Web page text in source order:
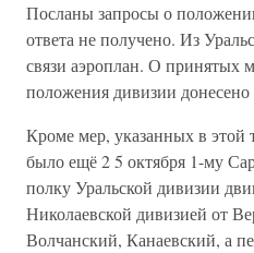
Посланы запросы о
ответа не получено. Из
связи аэроплан. О принятых
положения дивизии
Кроме мер, указанных в этой
было ещё 2 5 октября 1-му
полку Уральской дивизии
Николаевской дивизией от
Волчанский, Канаевский, а